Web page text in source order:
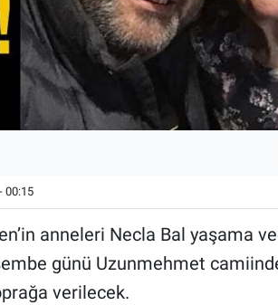
00:15
anneleri Necla Bal yaşama
günü Uzunmehmet
verilecek.